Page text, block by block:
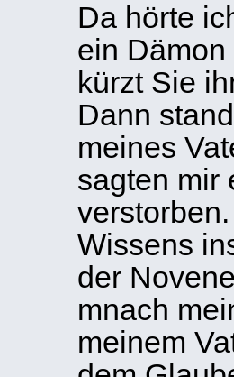
Da hörte
ein
kürzt Sie
Dann
meines
sagten mir
Wissens
der
mnach
meinem